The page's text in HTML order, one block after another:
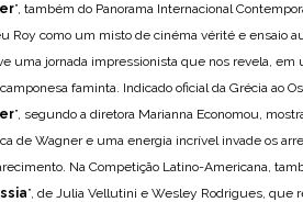
”, também do Panorama Internacional
Roy como um misto de cinéma vérité e ensaio
uma jornada impressionista que nos revela,
faminta. Indicado oficial da Grécia ao
”, segundo a diretora Marianna Economou,
de Wagner e uma energia incrível invade os
Na Competição Latino-Americana,
”, de Julia Vellutini e Wesley Rodrigues, que